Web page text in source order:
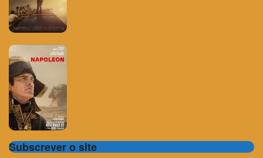
Subscrever o site